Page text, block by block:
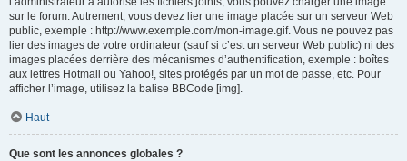
sur le forum. Autrement, vous devez lier une image placée sur un serveur Web
public, exemple : http://www.exemple.com/mon-image.gif. Vous ne pouvez pas
lier des images de votre ordinateur (sauf si c’est un serveur Web public) ni des
images placées derrière des mécanismes d’authentification, exemple : boîtes
aux lettres Hotmail ou Yahoo!, sites protégés par un mot de passe, etc. Pour
afficher l’image, utilisez la balise BBCode [img].
Haut
Que sont les annonces globales ?